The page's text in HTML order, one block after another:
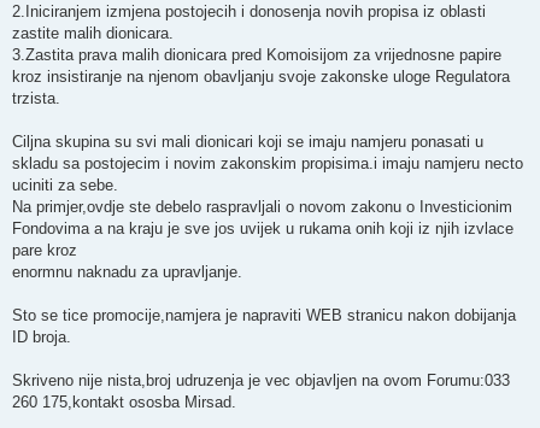
2.Iniciranjem izmjena postojecih i donosenja novih propisa iz oblasti
zastite malih dionicara.
3.Zastita prava malih dionicara pred Komoisijom za vrijednosne papire
kroz insistiranje na njenom obavljanju svoje zakonske uloge Regulatora
trzista.
Ciljna skupina su svi mali dionicari koji se imaju namjeru ponasati u
skladu sa postojecim i novim zakonskim propisima.i imaju namjeru necto
uciniti za sebe.
Na primjer,ovdje ste debelo raspravljali o novom zakonu o Investicionim
Fondovima a na kraju je sve jos uvijek u rukama onih koji iz njih izvlace
pare kroz
enormnu naknadu za upravljanje.
Sto se tice promocije,namjera je napraviti WEB stranicu nakon dobijanja
ID broja.
Skriveno nije nista,broj udruzenja je vec objavljen na ovom Forumu:033
260 175,kontakt ososba Mirsad.